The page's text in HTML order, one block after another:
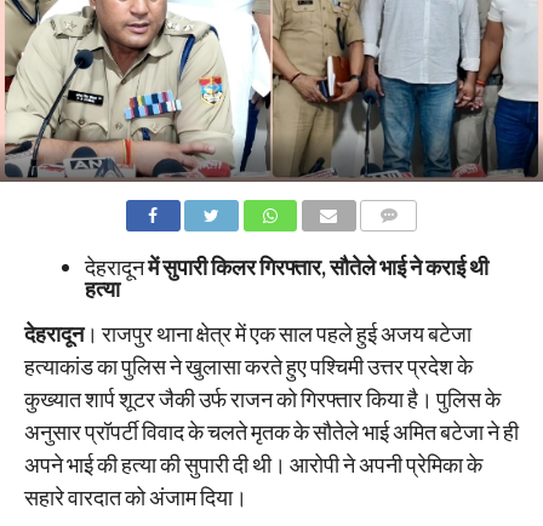
देहरादूनमें सुपारी किलर गिरफ्तार, सौतेले भाई ने कराई थी
हत्या
देहरादून। राजपुर थाना क्षेत्र में एक साल पहले हुई अजय बटेजा
हत्याकांड का पुलिस ने खुलासा करते हुए पश्चिमी उत्तर प्रदेश के
कुख्यात शार्प शूटर जैकी उर्फ राजन को गिरफ्तार किया है। पुलिस के
अनुसार प्रॉपर्टी विवाद के चलते मृतक के सौतेले भाई अमित बटेजा ने ही
अपने भाई की हत्या की सुपारी दी थी। आरोपी ने अपनी प्रेमिका के
सहारे वारदात को अंजाम दिया।